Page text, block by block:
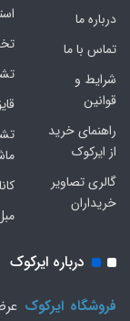
درباره ما
تماس با ما
شرایط و
قوانین
راهنمای خرید
از ایرکوک
گالری تصاویر
خریداران
درباره ایرکوک
فروشگاه ایرکوک